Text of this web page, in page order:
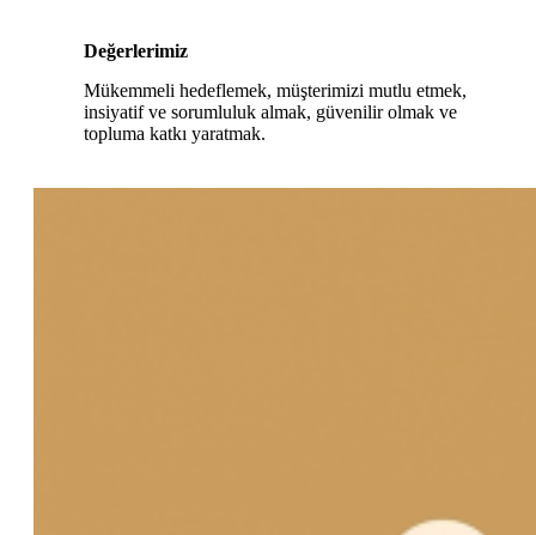
Değerlerimiz
Mükemmeli hedeflemek, müşterimizi mutlu etmek,
insiyatif ve sorumluluk almak, güvenilir olmak ve
topluma katkı yaratmak.